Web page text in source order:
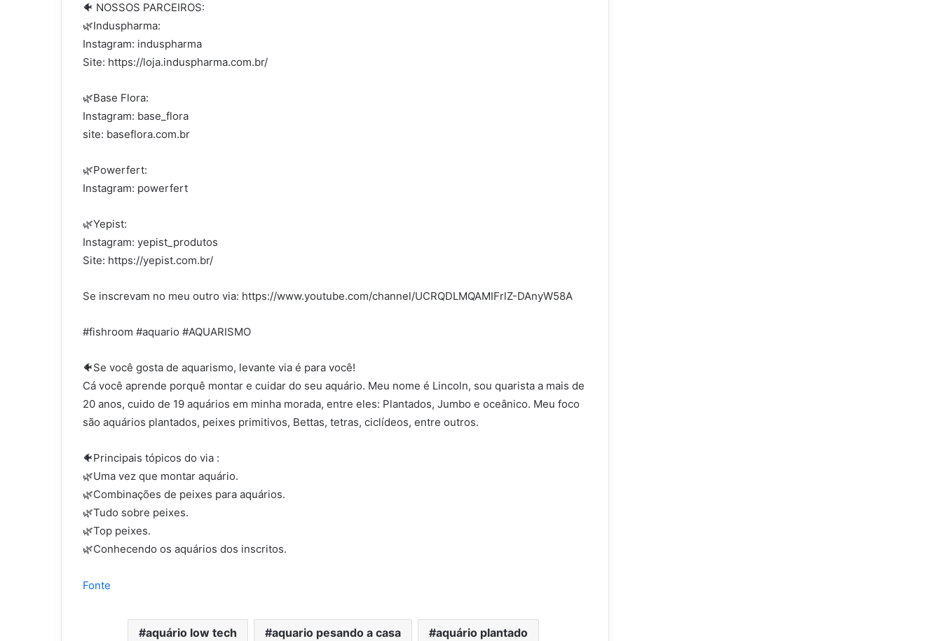
🐠 NOSSOS PARCEIROS:
🌿Induspharma:
Instagram: induspharma
Site: https://loja.induspharma.com.br/
🌿Base Flora:
Instagram: base_flora
site: baseflora.com.br
🌿Powerfert:
Instagram: powerfert
🌿Yepist:
Instagram: yepist_produtos
Site: https://yepist.com.br/
Se inscrevam no meu outro via: https://www.youtube.com/channel/UCRQDLMQAMIFrlZ-DAnyW58A
#fishroom #aquario #AQUARISMO
🐠Se você gosta de aquarismo, levante via é para você!
Cá você aprende porquê montar e cuidar do seu aquário. Meu nome é Lincoln, sou quarista a mais de
20 anos, cuido de 19 aquários em minha morada, entre eles: Plantados, Jumbo e oceânico. Meu foco
são aquários plantados, peixes primitivos, Bettas, tetras, ciclídeos, entre outros.
🐠Principais tópicos do via :
🌿Uma vez que montar aquário.
🌿Combinações de peixes para aquários.
🌿Tudo sobre peixes.
🌿Top peixes.
🌿Conhecendo os aquários dos inscritos.
Fonte
aquário low tech aquario pesando a casa aquário plantado